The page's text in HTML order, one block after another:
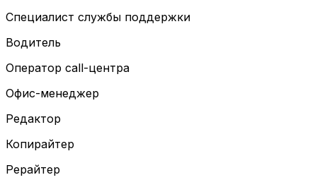
Специалист службы поддержки
Водитель
Оператор call-центра
Офис-менеджер
Редактор
Копирайтер
Рерайтер